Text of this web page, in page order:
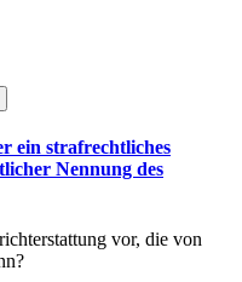
ein strafrechtliches
Nennung des
vor, die von